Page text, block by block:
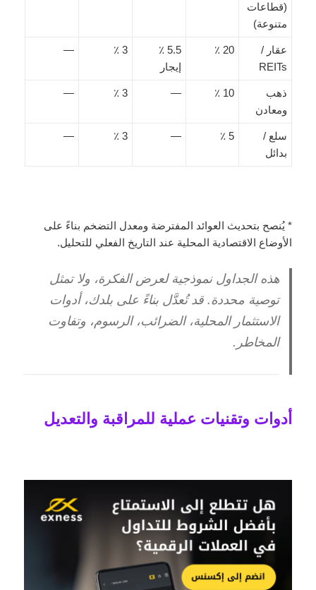
(قطاعات
متنوعة)
عقار /
REITs
20 ٪
5.5 ٪
إيجار
3 ٪ —
ذهب
ومعادن
10 ٪ — 3 ٪ —
سلع /
بدائل
5 ٪ — 3 ٪ —
* يُنصح بتحديث العوائد المفترضة ومعدل التضخم بناءً على
الأوضاع الاقتصادية المحلية عند التاريخ الفعلي للتحليل.
هذه الجداول نموذجية لعرض الفكرة، ولا تمثل
توصية محددة. قد تُعدَّل بناءً على بلدك، أدوات
الاستثمار المحلية، الضرائب، الرسوم، وتفاوت
المخاطر.
أدوات وتقنيات عملية للمراقبة والتعديل